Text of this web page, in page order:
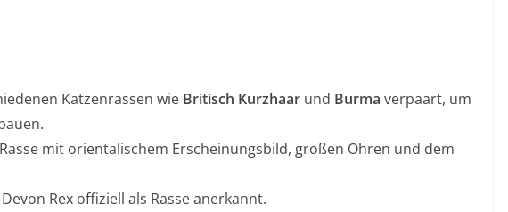
Katzenrassen wie Britisch Kurzhaar und Burma verpaart, um
mit orientalischem Erscheinungsbild, großen Ohren und dem
Rex offiziell als Rasse anerkannt.